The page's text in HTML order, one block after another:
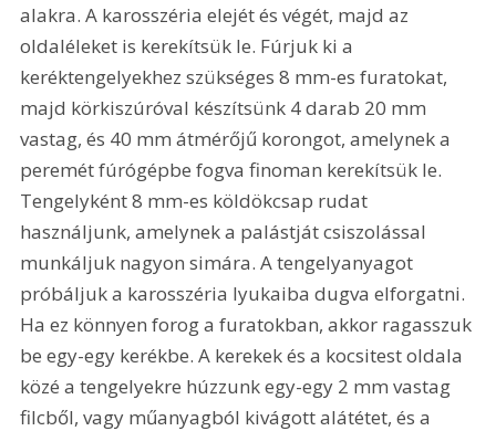
alakra. A karosszéria elejét és végét, majd az
oldaléleket is kerekítsük le. Fúrjuk ki a
keréktengelyekhez szükséges 8 mm-es furatokat,
majd körkiszúróval készítsünk 4 darab 20 mm
vastag, és 40 mm átmérőjű korongot, amelynek a
peremét fúrógépbe fogva finoman kerekítsük le.
Tengelyként 8 mm-es köldökcsap rudat
használjunk, amelynek a palástját csiszolással
munkáljuk nagyon simára. A tengelyanyagot
próbáljuk a karosszéria lyukaiba dugva elforgatni.
Ha ez könnyen forog a furatokban, akkor ragasszuk
be egy-egy kerékbe. A kerekek és a kocsitest oldala
közé a tengelyekre húzzunk egy-egy 2 mm vastag
filcből, vagy műanyagból kivágott alátétet, és a